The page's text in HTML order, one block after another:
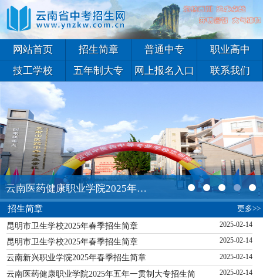
网站首页 招生简章 普通中专
职业高中
技工学校
五年制大专 网上报名入口 联系我们
云南医药健康职业学院2025年五年一贯制大专招生简章
招生简章 更多>>
昆明市卫生学校2025年春季招生简章 2025-02-14
昆明市卫生学校2025年春季招生简章 2025-02-14
云南新兴职业学院2025年春季招生简章 2025-02-14
云南医药健康职业学院2025年五年一贯制大专招生简 2025-02-14